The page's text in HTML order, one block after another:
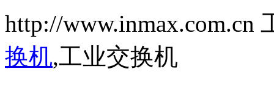
http://www.inmax.com.cn
换机,工业交换机